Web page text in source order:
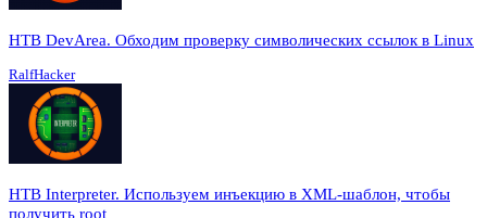
HTB DevArea. Обходим проверку символических ссылок в Linux
RalfHacker
HTB Interpreter. Используем инъекцию в XML-шаблон, чтобы
получить root